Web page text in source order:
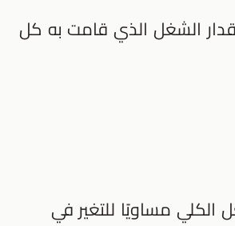
الشغل الذي قامت به كل
مساويًا للتغير في